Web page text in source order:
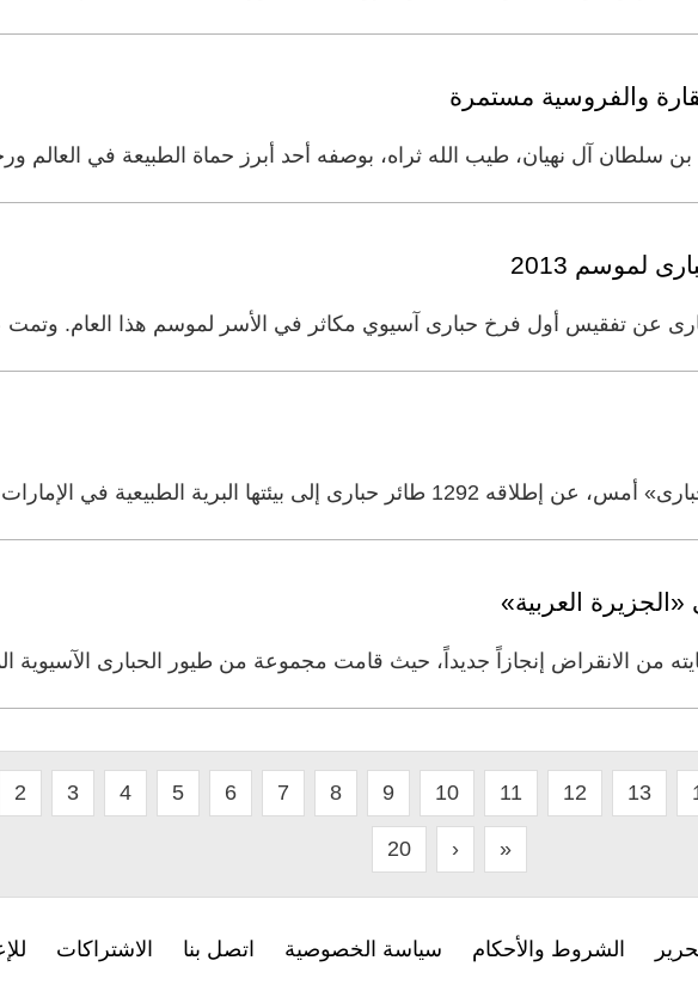
والفروسية مستمرة
آل نهيان، طيب الله ثراه، بوصفه أحد أبرز حماة الطبيعة في العالم
لموسم ‬2013
عن تفقيس أول فرخ حبارى آسيوي مكاثر في الأسر لموسم هذا العام. وتمت
بيئتها البرية الطبيعية في الإمارات، ضمن
العربية»
من الانقراض إنجازاً جديداً، حيث قامت مجموعة من طيور الحبارى الآسيوية
2 3 4 5 6 7 8 9 10 11 12 13
20 › »
الشروط والأحكام سياسة الخصوصية اتصل بنا الاشتراكات